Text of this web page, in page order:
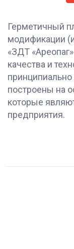
Герметичный
модификации
«ЗДТ
качества и
построены на
которые
предприятия.